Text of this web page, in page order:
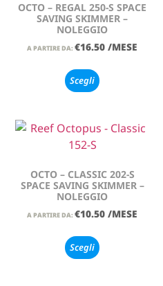
OCTO – REGAL 250-S SPACE
SAVING SKIMMER –
NOLEGGIO
A PARTIRE DA: €16.50 /MESE
Scegli
OCTO – CLASSIC 202-S
SPACE SAVING SKIMMER –
NOLEGGIO
A PARTIRE DA: €10.50 /MESE
Scegli